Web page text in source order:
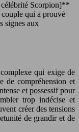
Scorpion]**
qui a prouvé
signes aux
qui exige de
de compréhension et
et possessif pour
trop indécise et
créer des tensions
de grandir et de